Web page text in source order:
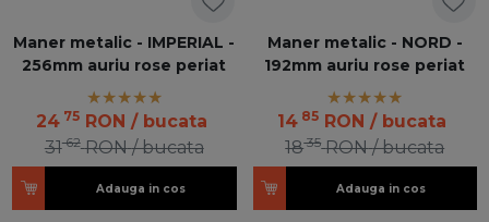
Maner metalic - IMPERIAL -
256mm auriu rose periat
24 75 RON / bucata
3162 RON / bucata
Adauga in cos
Maner metalic - NORD -
192mm auriu rose periat
14 85 RON / bucata
1835 RON / bucata
Adauga in cos